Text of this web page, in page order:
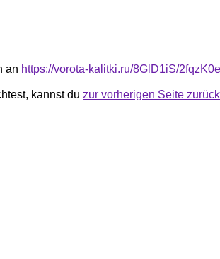
an https://vorota-kalitki.ru/8GlD1iS/
kannst du zur vorherigen Seite